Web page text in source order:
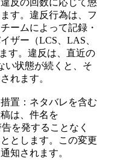
反の回数に応じて懲
す。違反行為は、フ
ームによって記録・
ザー（LCS、LAS、
す。違反は、直近の
い状態が続くと、そ
れます。
置：ネタバレを含む
は、件名を
を発することなく
とします。この変更
知されます。